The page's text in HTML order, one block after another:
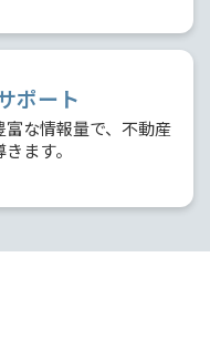
ポート
富な情報量で、不動産
ます。